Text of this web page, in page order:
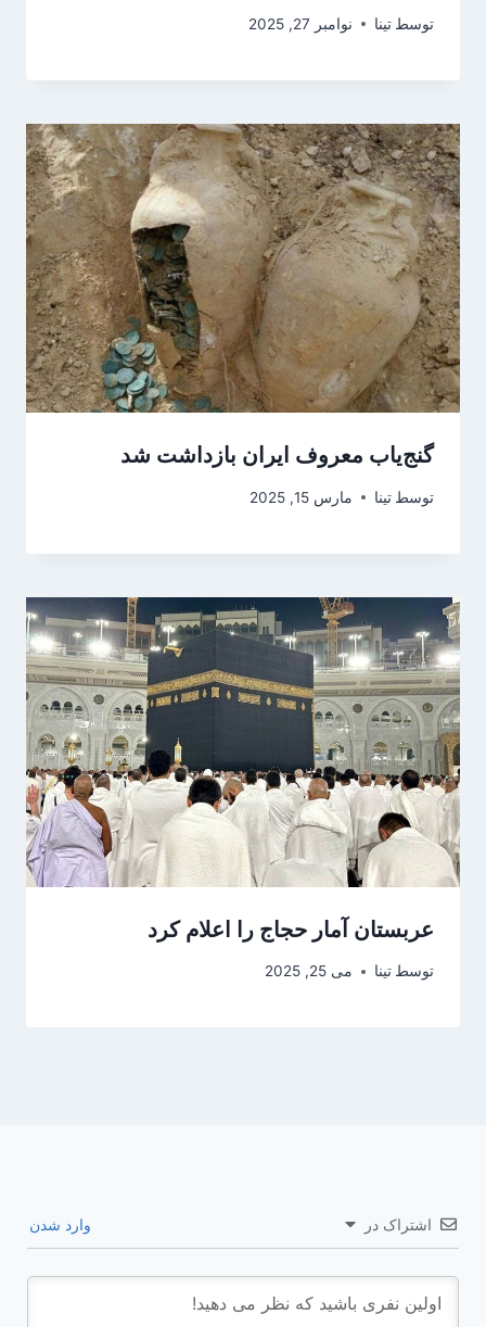
توسط تینا نوامبر 27, 2025
گنج‌یاب معروف ایران بازداشت شد
توسط تینا مارس 15, 2025
عربستان آمار حجاج را اعلام کرد
توسط تینا می 25, 2025
اشتراک در وارد شدن